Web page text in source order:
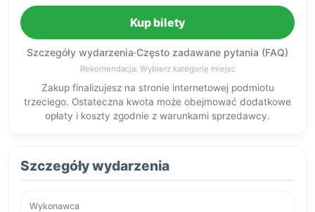
Kup bilety
Szczegóły wydarzenia·Często zadawane pytania (FAQ)
Rekomendacja: Wybierz kategorię miejsc
Zakup finalizujesz na stronie internetowej podmiotu
trzeciego. Ostateczna kwota może obejmować dodatkowe
opłaty i koszty zgodnie z warunkami sprzedawcy.
Szczegóły wydarzenia
Wykonawca